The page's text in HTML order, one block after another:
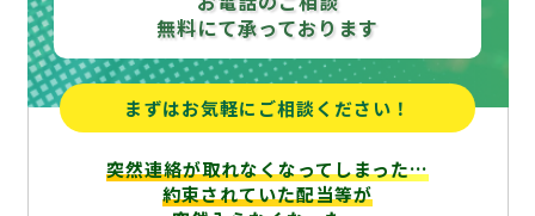
無料にて承っております
まずはお気軽にご相談ください！
突然連絡が取れなくなってしまった…
約束されていた配当等が